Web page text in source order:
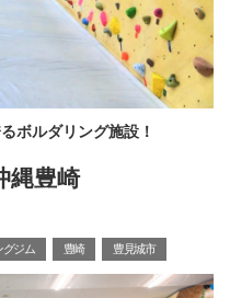
ボルダリング施設！
縄豊崎
グジム 豊崎 豊見城市